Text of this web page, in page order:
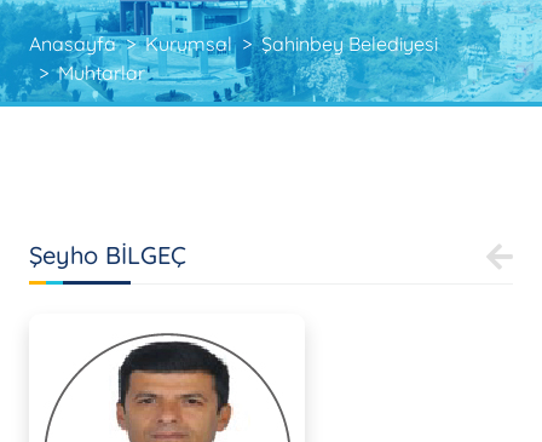
Anasayfa Kurumsal
Şahinbey Belediyesi
Muhtarlar
Şeyho BİLGEÇ